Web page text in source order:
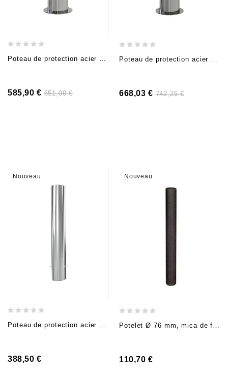
585,90 € 651,00 €
Poteau de protection acier Ø 20,4 cm, H 90 cm, tête plate, à cheviller
668,03 € 742,25 €
Nouveau
388,50 €
Nouveau
Potelet Ø 76 mm, mica de fer DB 703, (H 90 cm hors sol), à bétonner
110,70 €